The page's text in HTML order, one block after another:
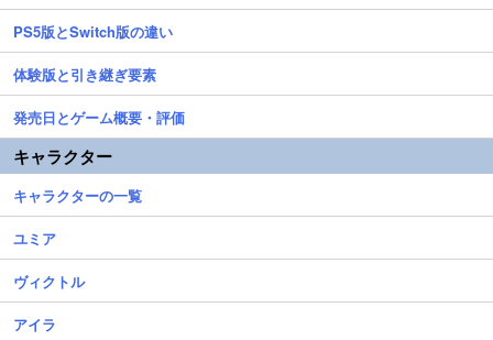
PS5版とSwitch版の違い
体験版と引き継ぎ要素
発売日とゲーム概要・評価
キャラクター
キャラクターの一覧
ユミア
ヴィクトル
アイラ